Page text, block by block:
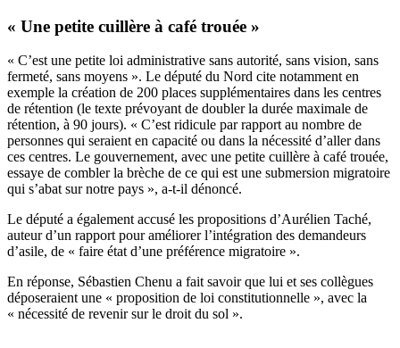
« Une petite cuillère à café trouée »
« C’est une petite loi administrative sans autorité, sans vision, sans
fermeté, sans moyens ». Le député du Nord cite notamment en
exemple la création de 200 places supplémentaires dans les centres
de rétention (le texte prévoyant de doubler la durée maximale de
rétention, à 90 jours). « C’est ridicule par rapport au nombre de
personnes qui seraient en capacité ou dans la nécessité d’aller dans
ces centres. Le gouvernement, avec une petite cuillère à café trouée,
essaye de combler la brèche de ce qui est une submersion migratoire
qui s’abat sur notre pays », a-t-il dénoncé.
Le député a également accusé les propositions d’Aurélien Taché,
auteur d’un rapport pour améliorer l’intégration des demandeurs
d’asile, de « faire état d’une préférence migratoire ».
En réponse, Sébastien Chenu a fait savoir que lui et ses collègues
déposeraient une « proposition de loi constitutionnelle », avec la
« nécessité de revenir sur le droit du sol ».